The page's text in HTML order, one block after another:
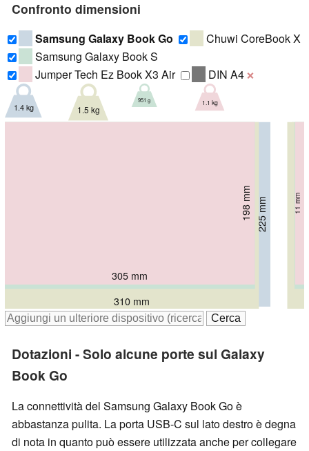
Confronto dimensioni
Samsung Galaxy Book Go
Chuwi CoreBook X
Samsung Galaxy Book S
Jumper Tech Ez Book X3 Air
DIN A4 ❌
324 mm
225 mm 15 mm
1.4 kg
310 mm
229.5 mm 20.6 mm
1.5 kg
305.2 mm
203.2 mm 11.8 mm
951 g
305 mm
198 mm 11 mm
1.1 kg
Dotazioni - Solo alcune porte sul Galaxy
Book Go
La connettività del Samsung Galaxy Book Go è
abbastanza pulita. La porta USB-C sul lato destro è degna
di nota in quanto può essere utilizzata anche per collegare